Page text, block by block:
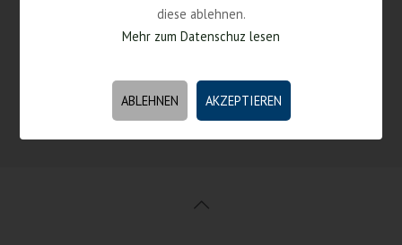
E-Mail service@suedtirolhosts.com
diese ablehnen.
Mehr zum Datenschuz lesen
ABLEHNEN AKZEPTIEREN